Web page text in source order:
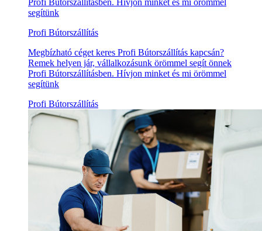
Profi Bútorszállításben. Hívjon minket és mi örömmel
segítünk
Profi Bútorszállítás
Megbízható céget keres Profi Bútorszállítás kapcsán?
Remek helyen jár, vállalkozásunk örömmel segít önnek
Profi Bútorszállításben. Hívjon minket és mi örömmel
segítünk
Profi Bútorszállítás